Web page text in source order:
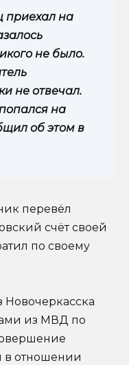
приехал на
не было.
не отвечал.
на
об этом в
перевёл
счёт своей
по своему
из МВД по
в отношении